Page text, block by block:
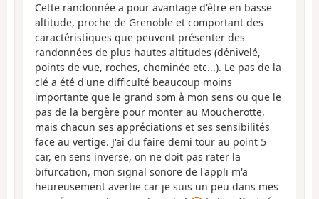
Cette randonnée a pour avantage d'être en basse
altitude, proche de Grenoble et comportant des
caractéristiques que peuvent présenter des
randonnées de plus hautes altitudes (dénivelé,
points de vue, roches, cheminée etc...). Le pas de la
clé a été d'une difficulté beaucoup moins
importante que le grand som à mon sens ou que le
pas de la bergère pour monter au Moucherotte,
mais chacun ses appréciations et ses sensibilités
face au vertige. J'ai du faire demi tour au point 5
car, en sens inverse, on ne doit pas rater la
bifurcation, mon signal sonore de l'appli m'a
heureusement avertie car je suis un peu dans mes